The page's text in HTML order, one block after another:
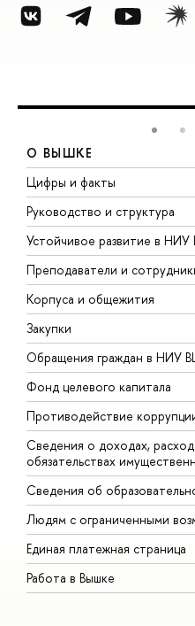
О ВЫШКЕ
Цифры и факты
Руководство и структура
Устойчивое развитие в
Преподаватели и
Корпуса и общежития
Закупки
Обращения граждан в НИУ
Фонд целевого капитала
Противодействие
Сведения о доходах,
обязательствах
Сведения об
Людям с ограниченными
Единая платежная страница
Работа в Вышке